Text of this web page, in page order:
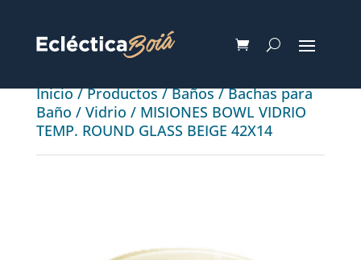
Inicio/Productos/Baños/Bachas para
Baño / Vidrio / MISIONES BOWL VIDRIO
TEMP. ROUND GLASS BEIGE 42X14